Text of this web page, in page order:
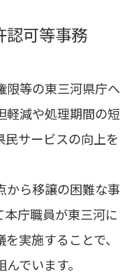
認可等事務
限等の東三河県庁へ
軽減や処理期間の短
サービスの向上を
から移譲の困難な事
庁職員が東三河に
実施することで、
でいます。